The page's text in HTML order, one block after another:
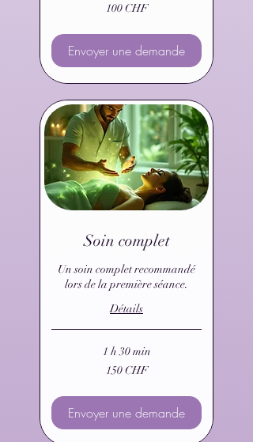
100 CHF
Envoyer une demande
Soin complet
Un soin complet recommandé
lors de la première séance.
Détails
1 h 30 min
150 CHF
Envoyer une demande